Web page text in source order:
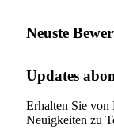
Neuste
Updates
Erhalten Sie von
Neuigkeiten zu